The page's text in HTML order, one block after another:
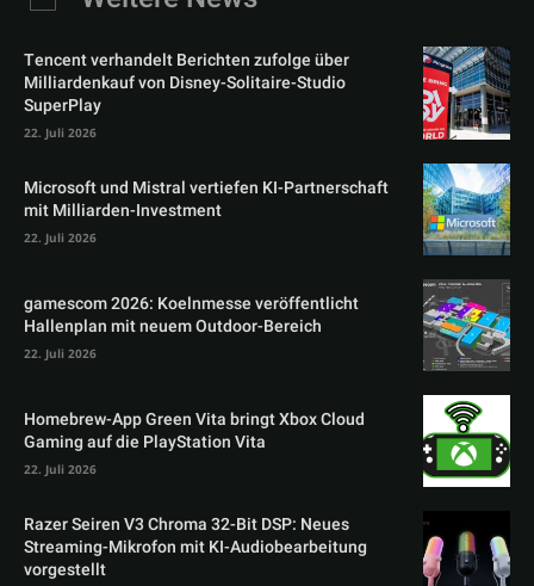
Tencent verhandelt Berichten zufolge über
Milliardenkauf von Disney-Solitaire-Studio
SuperPlay
22. Juli 2026
Microsoft und Mistral vertiefen KI-Partnerschaft
mit Milliarden-Investment
22. Juli 2026
gamescom 2026: Koelnmesse veröffentlicht
Hallenplan mit neuem Outdoor-Bereich
22. Juli 2026
Homebrew-App Green Vita bringt Xbox Cloud
Gaming auf die PlayStation Vita
22. Juli 2026
Razer Seiren V3 Chroma 32-Bit DSP: Neues
Streaming-Mikrofon mit KI-Audiobearbeitung
vorgestellt